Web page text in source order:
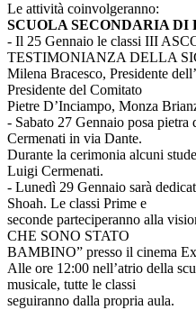
Le attività coinvolgeranno:
SCUOLA SECONDARIA DI
- Il 25 Gennaio le classi III
TESTIMONIANZA DELLA
Milena Bracesco, Presidente
Presidente del Comitato
Pietre D’Inciampo, Monza
- Sabato 27 Gennaio posa
Cermenati in via Dante.
Durante la cerimonia alcuni
Luigi Cermenati.
- Lunedì 29 Gennaio sarà
Shoah. Le classi Prime e
seconde parteciperanno alla
CHE SONO STATO
BAMBINO” presso il cinema
Alle ore 12:00 nell’atrio della
musicale, tutte le classi
seguiranno dalla propria aula.